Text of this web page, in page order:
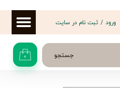
جستجو ۰
ورود / ثبت نام در سایت